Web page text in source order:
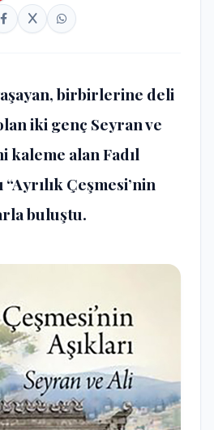
birbirlerine deli
iki genç Seyran ve
kaleme alan Fadıl
Çeşmesi’nin
buluştu.